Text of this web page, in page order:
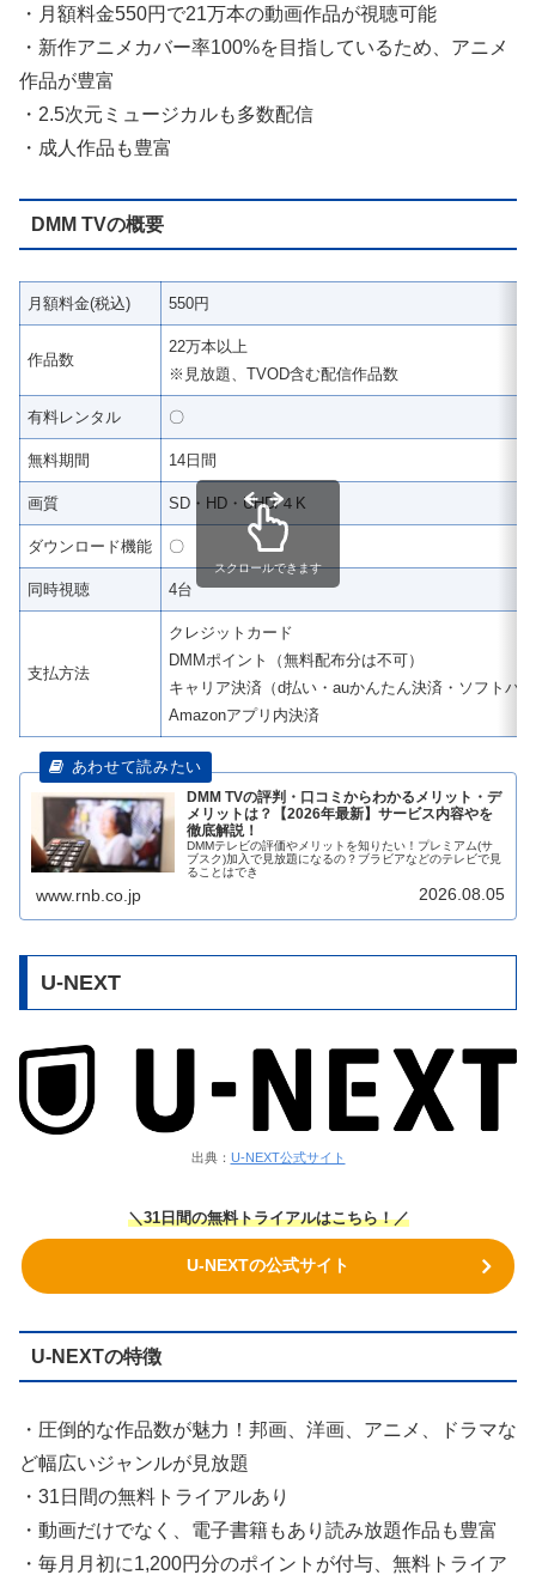
・月額料金550円で21万本の動画作品が視聴可能
・新作アニメカバー率100%を目指しているため、アニメ
作品が豊富
・2.5次元ミュージカルも多数配信
・成人作品も豊富
DMM TVの概要
月額料金(税込) 550円
作品数
22万本以上
※見放題、TVOD含む配信作品数
有料レンタル 〇
無料期間 14日間
画質 SD・HD・UHD/４K
ダウンロード機能 〇
同時視聴 4台
支払方法
クレジットカード
DMMポイント（無料配布分は不可）
キャリア決済（d払い・auかんたん決済・ソフトバ
Amazonアプリ内決済
スクロールできます
DMM TVの評判・口コミからわかるメリット・デ
メリットは？【2026年最新】サービス内容やを
徹底解説！
DMMテレビの評価やメリットを知りたい！プレミアム(サ
ブスク)加入で見放題になるの？ブラビアなどのテレビで見
ることはでき
www.rnb.co.jp 2026.08.05
U-NEXT
出典： U-NEXT公式サイト
＼31日間の無料トライアルはこちら！／
U-NEXTの公式サイト
U-NEXTの特徴
・圧倒的な作品数が魅力！邦画、洋画、アニメ、ドラマな
ど幅広いジャンルが見放題
・31日間の無料トライアルあり
・動画だけでなく、電子書籍もあり読み放題作品も豊富
・毎月月初に1,200円分のポイントが付与、無料トライア